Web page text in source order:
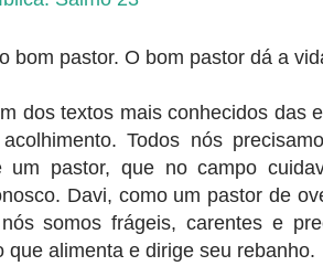
bom pastor. O bom pastor dá a
dos textos mais conhecidos das
Todos nós
um pastor, que no campo
Davi, como um pastor de
somos frágeis, carentes e
que alimenta e dirige seu rebanho.